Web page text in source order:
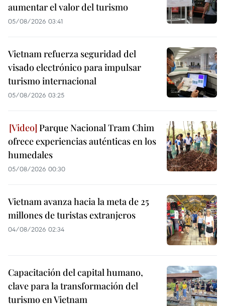
aumentar el valor del turismo
05/08/2026 03:41
Vietnam refuerza seguridad del
visado electrónico para impulsar
turismo internacional
05/08/2026 03:25
Parque Nacional Tram Chim
ofrece experiencias auténticas en los
humedales
05/08/2026 00:30
Vietnam avanza hacia la meta de 25
millones de turistas extranjeros
04/08/2026 02:34
Capacitación del capital humano,
clave para la transformación del
turismo en Vietnam